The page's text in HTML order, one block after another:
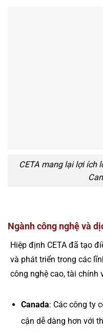
CETA mang lại lợi ích
Ngành công nghệ và
Hiệp định CETA đã tạo
và phát triển trong các
công nghệ cao, tài chính
Canada: Các công ty
cận dễ dàng hơn với